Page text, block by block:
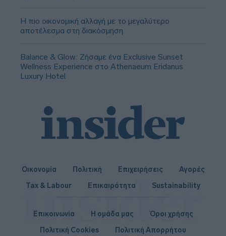
Η πιο οικονομική αλλαγή με το μεγαλύτερο
αποτέλεσμα στη διακόσμηση
Balance & Glow: Ζήσαμε ένα Exclusive Sunset
Wellness Experience στο Athenaeum Eridanus
Luxury Hotel
Οικονομία Πολιτική Επιχειρήσεις
Αγορές
Tax & Labour
Επικαιρότητα Sustainability
Επικοινωνία Η ομάδα μας
Όροι χρήσης
Πολιτική Cookies
Πολιτική Απορρήτου